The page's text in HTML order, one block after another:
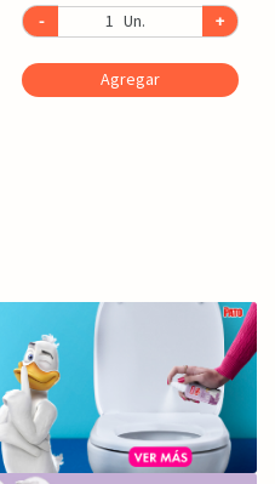
- Un. +
Agregar